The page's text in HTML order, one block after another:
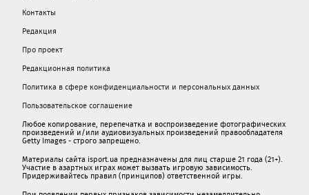
Контакты
Редакция
Про проект
Редакционная политика
Политика в сфере конфиденциальности и персональных данных
Пользовательское соглашение
Любое копирование, перепечатка и воспроизведение фотографических
произведений и/или аудиовизуальных произведений правообладателя
Getty Images - строго запрещено.
Материалы сайта isport.ua предназначены для лиц старше 21 года (21+).
Участие в азартных играх может вызвать игровую зависимость.
Придерживайтесь правил (принципов) ответственной игры.